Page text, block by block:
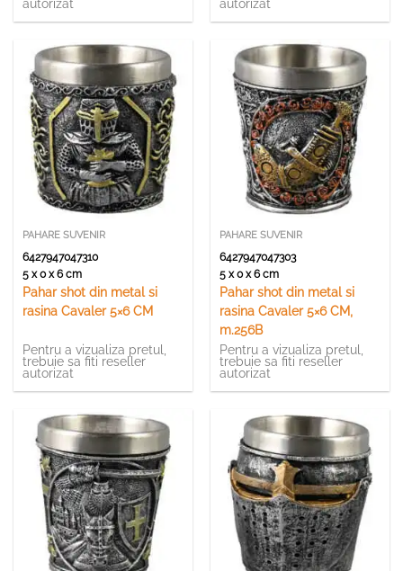
autorizat
autorizat
PAHARE SUVENIR
6427947047310
5 x 0 x 6 cm
Pahar shot din metal si
rasina Cavaler 5×6 CM
Pentru a vizualiza pretul,
trebuie sa fiti reseller
autorizat
PAHARE SUVENIR
6427947047303
5 x 0 x 6 cm
Pahar shot din metal si
rasina Cavaler 5×6 CM,
m.256B
Pentru a vizualiza pretul,
trebuie sa fiti reseller
autorizat